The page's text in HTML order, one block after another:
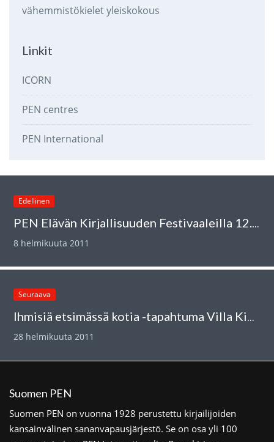
vähemmistökieletyleiskokous
Linkit
ICORN
PEN centres
PEN International
Edellinen
PEN Elävän Kirjallisuuden Festivaaleilla 12.2.2011
8 helmikuuta 2011
Seuraava
Ihmisiä etsimässä kotia -tapahtuma Villa Kivessä 9.3
28 helmikuuta 2011
Suomen PEN
Suomen PEN on vuonna 1928 perustettu kirjailijoiden
kansainvälinen sananvapausjärjestö. Se on osa yli 100